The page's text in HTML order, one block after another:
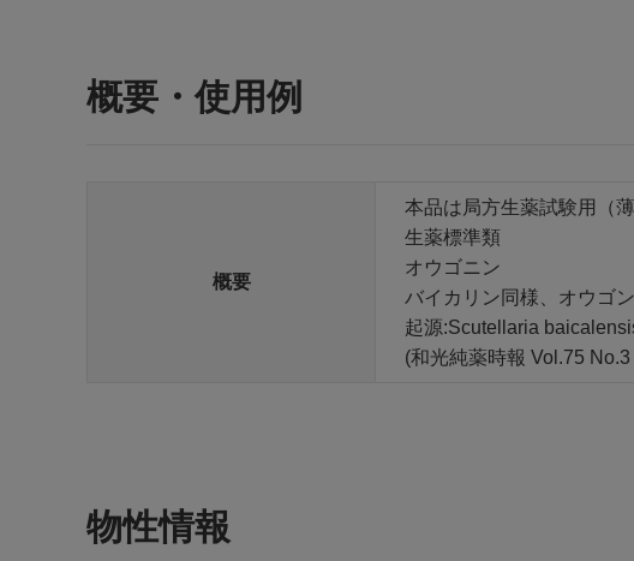
概要・使用例
概要
本品は局方生薬試験用（
生薬標準類
オウゴニン
バイカリン同様、オウゴ
起源:Scutellaria
(和光純薬時報 Vol.75
物性情報